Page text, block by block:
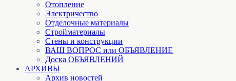
Отопление
Электричество
Отделочные материалы
Стройматериалы
Стены и конструкции
ВАШ ВОПРОС или ОБЪЯВЛЕНИЕ
Доска ОБЪЯВЛЕНИЙ
АРХИВЫ
Архив новостей